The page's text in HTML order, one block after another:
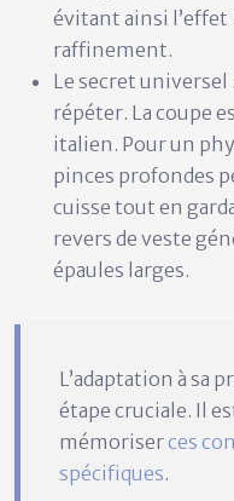
évitant ainsi
raffinement.
Le secret universel
répéter. La coupe
italien. Pour un
pinces profondes
cuisse tout en
revers de veste
épaules larges.
L’adaptation à sa
étape cruciale. Il
mémoriserces
spécifiques.